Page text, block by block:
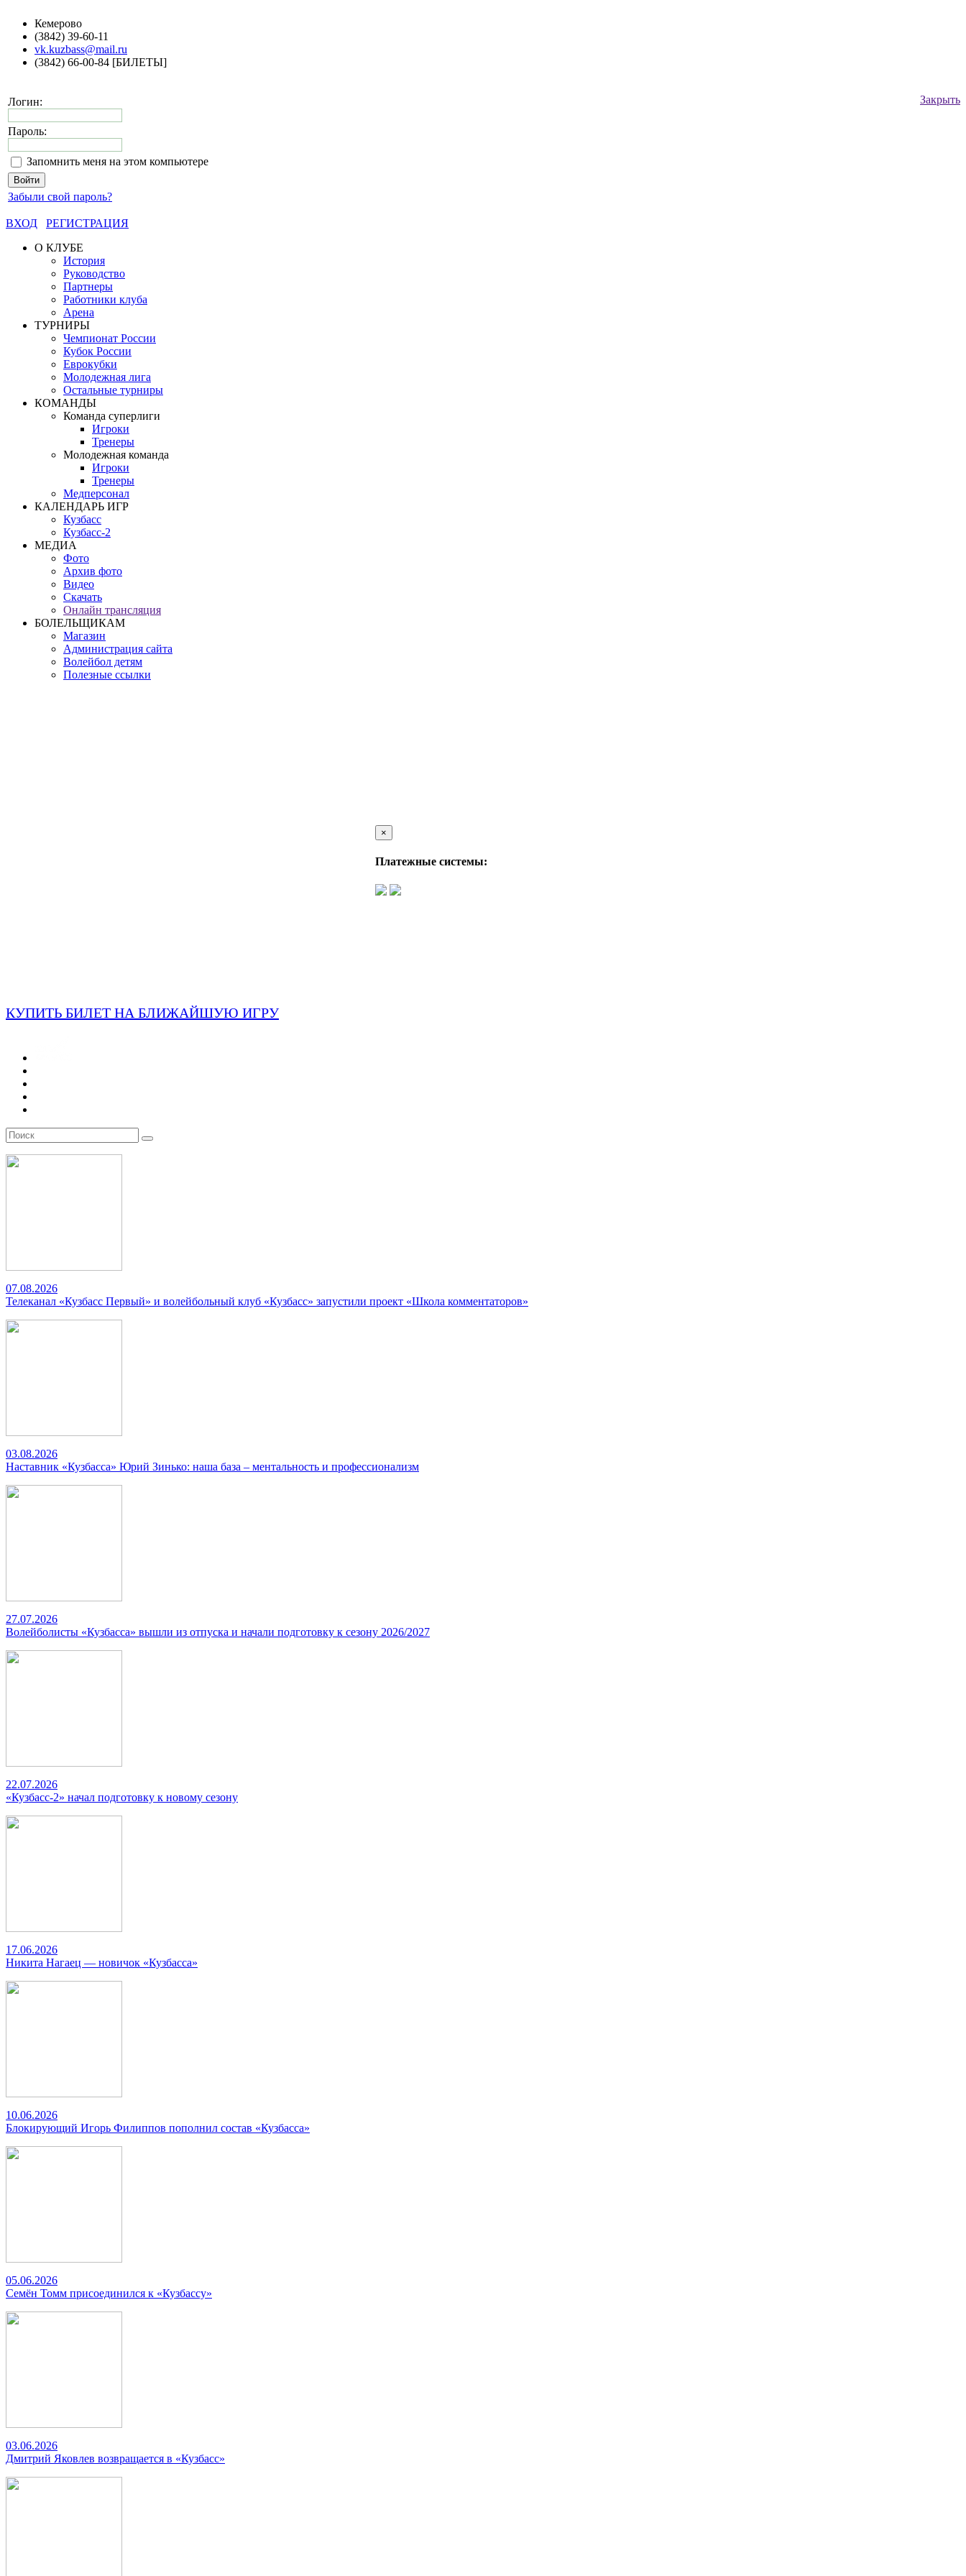
Кемерово
(3842) 39-60-11
vk.kuzbass@mail.ru
(3842) 66-00-84 [БИЛЕТЫ]
Закрыть
Логин:
Пароль:
Запомнить меня на этом компьютере
Забыли свой пароль?
ВХОД
РЕГИСТРАЦИЯ
О КЛУБЕ
История
Руководство
Партнеры
Работники клуба
Арена
ТУРНИРЫ
Чемпионат России
Кубок России
Еврокубки
Молодежная лига
Остальные турниры
КОМАНДЫ
Команда суперлиги
Игроки
Тренеры
Молодежная команда
Игроки
Тренеры
Медперсонал
КАЛЕНДАРЬ ИГР
Кузбасс
Кузбасс-2
МЕДИА
Фото
Архив фото
Видео
Скачать
Онлайн трансляция
БОЛЕЛЬЩИКАМ
Магазин
Администрация сайта
Волейбол детям
Полезные ссылки
×
Платежные системы:
КУПИТЬ БИЛЕТ НА БЛИЖАЙШУЮ ИГРУ
07.08.2026
Телеканал «Кузбасс Первый» и волейбольный клуб «Кузбасс» запустили проект «Школа комментаторов»
03.08.2026
Наставник «Кузбасса» Юрий Зинько: наша база – ментальность и профессионализм
27.07.2026
Волейболисты «Кузбасса» вышли из отпуска и начали подготовку к сезону 2026/2027
22.07.2026
«Кузбасс-2» начал подготовку к новому сезону
17.06.2026
Никита Нагаец — новичок «Кузбасса»
10.06.2026
Блокирующий Игорь Филиппов пополнил состав «Кузбасса»
05.06.2026
Семён Томм присоединился к «Кузбассу»
03.06.2026
Дмитрий Яковлев возвращается в «Кузбасс»